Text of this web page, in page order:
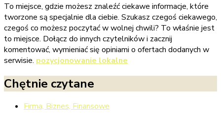
To miejsce, gdzie możesz znaleźć ciekawe informacje, które
tworzone są specjalnie dla ciebie. Szukasz czegoś ciekawego,
czegoś co możesz poczytać w wolnej chwili? To właśnie jest
to miejsce. Dołącz do innych czytelników i zacznij
komentować, wymieniać się opiniami o ofertach dodanych w
serwisie. pozycjonowanie lokalne
Chętnie czytane
Firma, Biznes, Finansowe